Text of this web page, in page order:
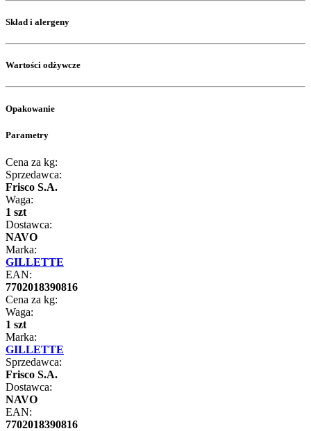
Skład i alergeny
Wartości odżywcze
Opakowanie
Parametry
Cena za kg:
Sprzedawca:
Frisco S.A.
Waga:
1 szt
Dostawca:
NAVO
Marka:
GILLETTE
EAN:
7702018390816
Cena za kg:
Waga:
1 szt
Marka:
GILLETTE
Sprzedawca:
Frisco S.A.
Dostawca:
NAVO
EAN:
7702018390816